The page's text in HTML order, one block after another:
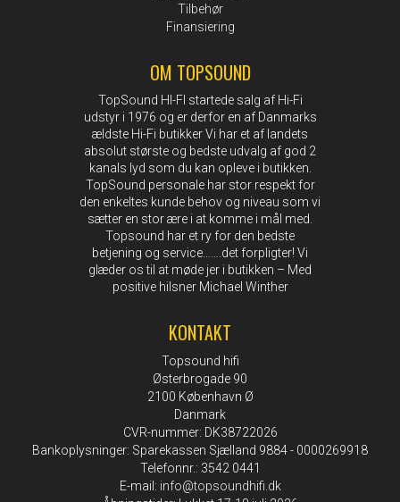
Tilbehør
Finansiering
OM TOPSOUND
TopSound HI-FI startede salg af Hi-Fi
udstyr i 1976 og er derfor en af Danmarks
ældste Hi-Fi butikker Vi har et af landets
absolut største og bedste udvalg af god 2
kanals lyd som du kan opleve i butikken.
TopSound personale har stor respekt for
den enkeltes kunde behov og niveau som vi
sætter en stor ære i at komme i mål med.
Topsound har et ry for den bedste
betjening og service…….det forpligter! Vi
glæder os til at møde jer i butikken – Med
positive hilsner Michael Winther
KONTAKT
Topsound hifi
Østerbrogade 90
2100 København Ø
Danmark
CVR-nummer: DK38722026
Bankoplysninger: Sparekassen Sjælland 9884 - 0000269918
Telefonnr.: 3542 0441
E-mail : info@topsoundhifi.dk